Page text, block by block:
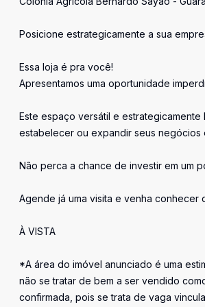
Posicione estrategicamente a sua
Essa loja é pra você!
Apresentamos uma oportunidade
Este espaço versátil e
estabelecer ou expandir seus negócios
Não perca a chance de investir em um
Agende já uma visita e venha
À VISTA
*A área do imóvel anunciado é uma
não se tratar de bem a ser vendido
confirmada, pois se trata de vaga